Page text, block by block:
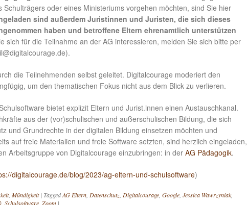
Schulträgers oder eines Ministeriums vorgehen möchten, sind Sie hier
sind außerdem Juristinnen und Juristen, die sich dieses
haben und betroffene Eltern ehrenamtlich unterstützen
sich für die Teilnahme an der AG interessieren, melden Sie sich bitte per
die Teilnehmenden selbst geleitet. Digitalcourage moderiert den
um den thematischen Fokus nicht aus dem Blick zu verlieren.
bietet explizit Eltern und Jurist.innen einen Austauschkanal.
aus der (vor)schulischen und außerschulischen Bildung, die sich
und Grundrechte in der digitalen Bildung einsetzen möchten und
auf freie Materialien und freie Software setzten, sind herzlich eingeladen,
Arbeitsgruppe von Digitalcourage einzubringen: in der AG Pädagogik.
digitalcourage.de/blog/2023/ag-eltern-und-schulsoftware)
, Mündigkeit | TaggedAG Eltern Datenschutz Digitalcourage Google Jessica Wawrzyniak
Schulsoftware Zoom |